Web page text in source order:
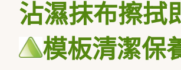
沾濕抹布擦拭
模板清潔保